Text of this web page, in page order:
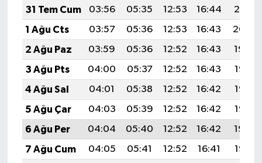
31 Tem Cum
03:56 05:35 12:53 16:44
20:01
1 Ağu Cts
03:57 05:36 12:53 16:43
20:00
2 Ağu Paz
03:59 05:36 12:52 16:43
19:59
3 Ağu Pts
04:00 05:37 12:52 16:43
19:58
4 Ağu Sal
04:01 05:38 12:52 16:42
19:57
5 Ağu Çar
04:03 05:39 12:52 16:42
19:55
6 Ağu Per
04:04 05:40 12:52 16:42
19:54
7 Ağu Cum
04:05 05:41 12:52 16:41
19:53